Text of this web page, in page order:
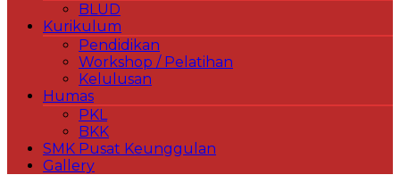
BLUD
Kurikulum
Pendidikan
Workshop / Pelatihan
Kelulusan
Humas
PKL
BKK
SMK Pusat Keunggulan
Gallery